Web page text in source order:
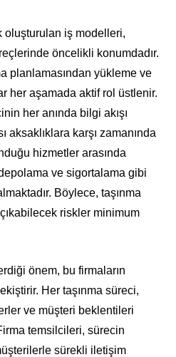
oluşturulan iş modelleri,
öncelikli konumdadır.
planlamasından yükleme ve
her aşamada aktif rol üstlenir.
her anında bilgi akışı
aksaklıklara karşı zamanında
hizmetler arasında
ve sigortalama gibi
Böylece, taşınma
riskler minimum
önem, bu firmaların
Her taşınma süreci,
ve müşteri beklentileri
temsilcileri, sürecin
sürekli iletişim